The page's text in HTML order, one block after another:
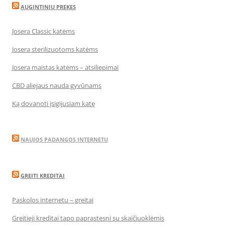
AUGINTINIU PREKES
Josera Classic katėms
Josera sterilizuotoms katėms
Josera maistas katėms – atsiliepimai
CBD aliejaus nauda gyvūnams
Ką dovanoti įsigijusiam katę
NAUJOS PADANGOS INTERNETU
GREITI KREDITAI
Paskolos internetu – greitai
Greitieji kreditai tapo paprastesni su skaičiuoklėmis